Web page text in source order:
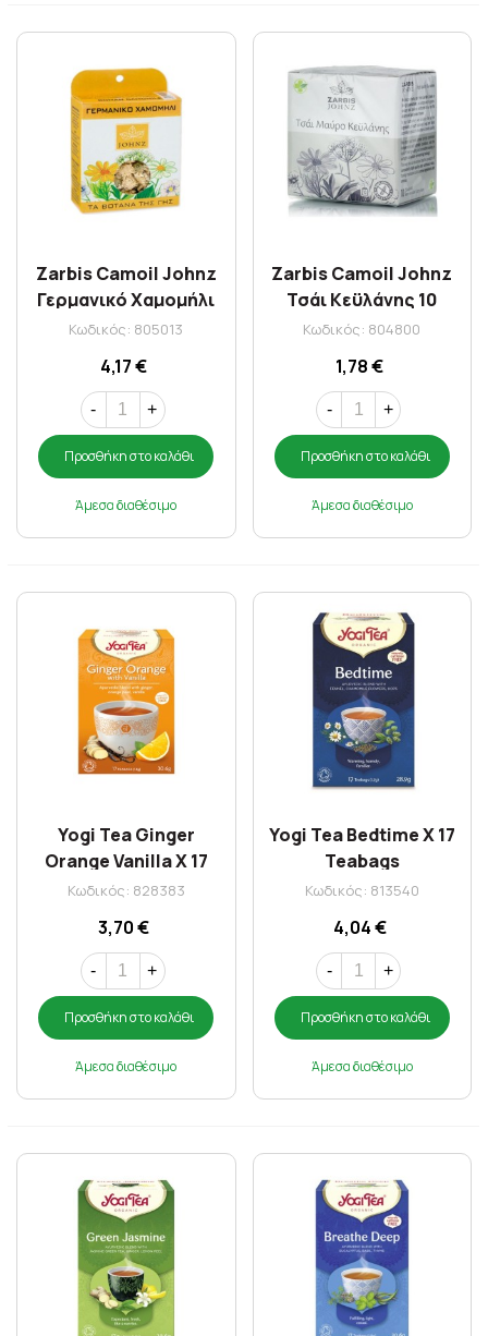
Zarbis Camoil Johnz
Γερμανικό Χαμομήλι
15gr
Κωδικός: 805013
4,17 €
- +
Προσθήκη στο καλάθι
Άμεσα διαθέσιμο
Zarbis Camoil Johnz
Τσάι Κεϋλάνης 10
φακελάκια
Κωδικός: 804800
1,78 €
- +
Προσθήκη στο καλάθι
Άμεσα διαθέσιμο
Yogi Tea Ginger
Orange Vanilla X 17
Teabags
Κωδικός: 828383
3,70 €
- +
Προσθήκη στο καλάθι
Άμεσα διαθέσιμο
Yogi Tea Bedtime X 17
Teabags
Κωδικός: 813540
4,04 €
- +
Προσθήκη στο καλάθι
Άμεσα διαθέσιμο